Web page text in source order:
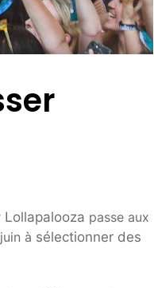
Lollapalooza passe aux
à sélectionner des